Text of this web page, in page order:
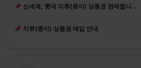
📌 신세계, 롯데 지류(종이) 상품권 판매합니다.
📌 지류(종이) 상품권 매입 안내